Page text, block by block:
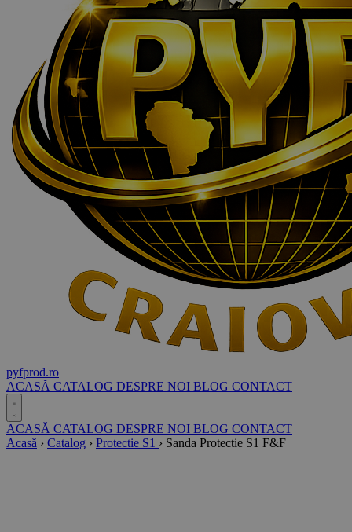
pyfprod.ro
ACASĂ CATALOG DESPRE NOI BLOG CONTACT
ACASĂ CATALOG DESPRE NOI BLOG CONTACT
Acasă › Catalog › Protectie S1 › Sanda Protectie S1 F&F